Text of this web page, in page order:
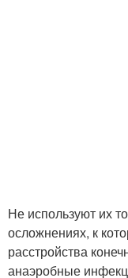
Не используют их
осложнениях, к
расстройства
анаэробные